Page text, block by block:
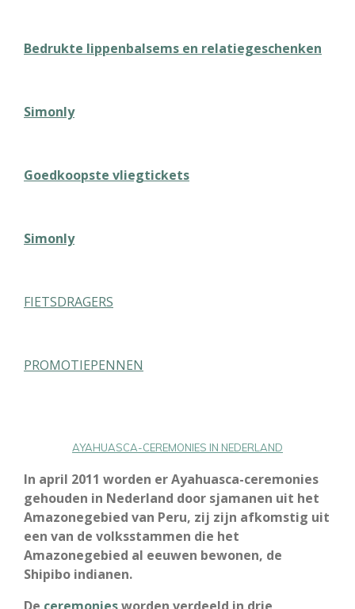
Bedrukte lippenbalsems en relatiegeschenken
Simonly
Goedkoopste vliegtickets
Simonly
FIETSDRAGERS
PROMOTIEPENNEN
AYAHUASCA-CEREMONIES IN NEDERLAND
In april 2011 worden er Ayahuasca-ceremonies
gehouden in Nederland door sjamanen uit het
Amazonegebied van Peru, zij zijn afkomstig uit
een van de volksstammen die het
Amazonegebied al eeuwen bewonen, de
Shipibo indianen.